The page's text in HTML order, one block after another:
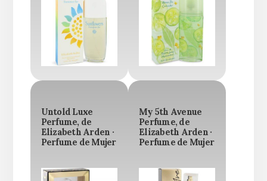
Untold Luxe
Perfume, de
Elizabeth Arden ·
Perfume de Mujer
My 5th Avenue
Perfume, de
Elizabeth Arden ·
Perfume de Mujer